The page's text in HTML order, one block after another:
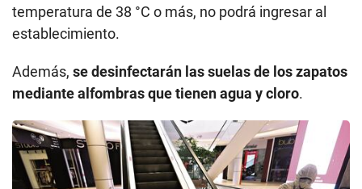
temperatura de 38 °C o más, no podrá ingresar al
establecimiento.
Además, se desinfectarán las suelas de los zapatos
mediante alfombras que tienen agua y cloro.